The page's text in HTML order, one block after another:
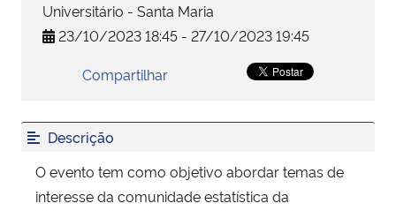
Secretaria-Geral
Secretaria de Governo
Gabinete de Segurança Institucional
Advocacia-Geral da União
Universitário - Santa Maria
23/10/2023 18:45 - 27/10/2023 19:45
Compartilhar
Descrição
O evento tem como objetivo abordar temas de
interesse da comunidade estatística da